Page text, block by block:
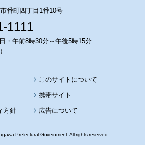
番町四丁目1番10号
1111
・午前8時30分～午後5時15分
このサイトについて
携帯サイト
方針 広告について
Prefectural Government. All rights reserved.